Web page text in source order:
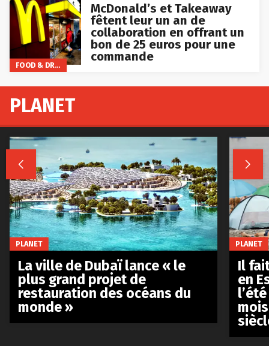
FOOD & DRINKS
McDonald’s et Takeaway
fêtent leur un an de
collaboration en offrant un
bon de 25 euros pour une
commande
PLANET
 
PLANET
La ville de Dubaï lance « le
plus grand projet de
restauration des océans du
monde »
PLANET
Il
en